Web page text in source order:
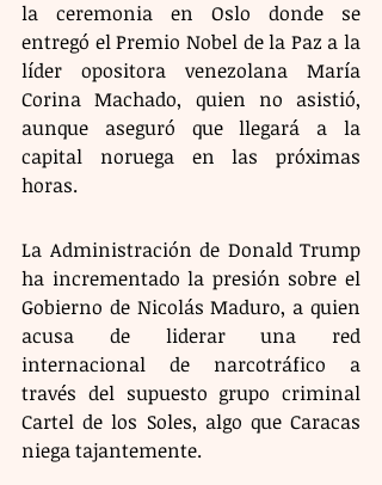
la ceremonia en Oslo donde se
entregó el Premio Nobel de la Paz a la
líder opositora venezolana María
Corina Machado, quien no asistió,
aunque aseguró que llegará a la
capital noruega en las próximas
horas.
La Administración de Donald Trump
ha incrementado la presión sobre el
Gobierno de Nicolás Maduro, a quien
acusa de liderar una red
internacional de narcotráfico a
través del supuesto grupo criminal
Cartel de los Soles, algo que Caracas
niega tajantemente.